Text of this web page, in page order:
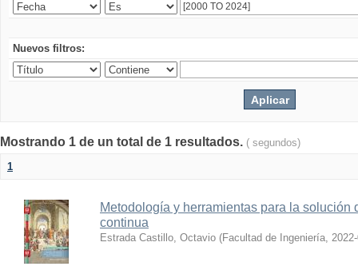
Nuevos filtros:
Mostrando 1 de un total de 1 resultados. ( segundos)
1
Metodología y herramientas para la solución
continua
Estrada Castillo, Octavio (Facultad de Ingeniería,